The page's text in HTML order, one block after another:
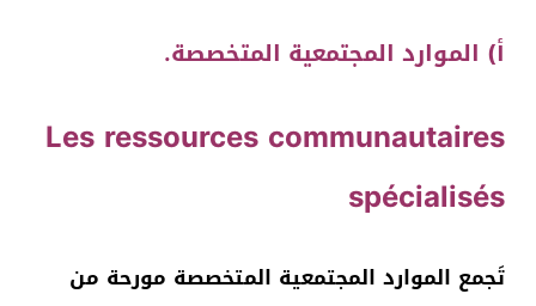
أ) الموارد المجتمعية المتخصصة.
Les ressources communautaires
spécialisés
تَجمع الموارد المجتمعية المتخصصة مورحة من